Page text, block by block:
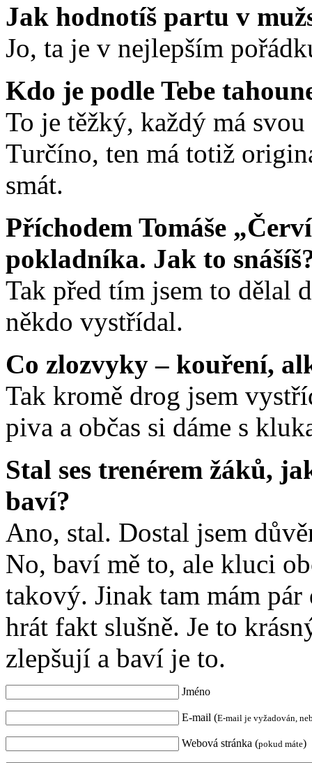
Jak hodnotíš partu v
Jo, ta je v nejlepším
Kdo je podle Tebe
To je těžký, každý má
Turčíno, ten má totiž
smát.
Příchodem Tomáše
pokladníka. Jak to
Tak před tím jsem to dělal
někdo vystřídal.
Co zlozvyky – kouření,
Tak kromě drog jsem
piva a občas si dáme s
Stal ses trenérem žáků,
baví?
Ano, stal. Dostal jsem
No, baví mě to, ale kluci
takový. Jinak tam mám
hrát fakt slušně. Je to
zlepšují a baví je to.
Jméno
E-mail (E-mail je vyžadován,
Webová stránka (pokud máte)